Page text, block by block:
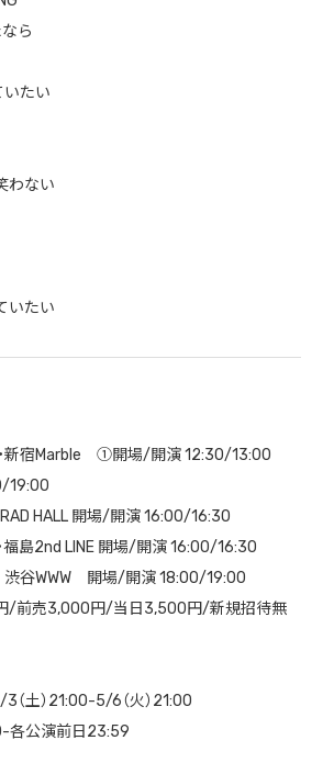
ら
いたい
わない
いたい
・新宿Marble ①開場/開演 12:30/13:00
19:00
RAD HALL 開場/開演 16:00/16:30
福島2nd LINE 開場/開演 16:00/16:30
渋谷WWW 開場/開演 18:00/19:00
/前売3,000円/当日3,500円/新規招待無
土）21:00-5/6（火）21:00
各公演前日23:59